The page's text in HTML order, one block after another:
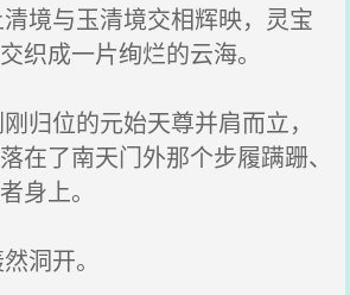
境与玉清境交相辉映，灵宝
织成一片绚烂的云海。
归位的元始天尊并肩而立，
在了南天门外那个步履蹒跚、
身上。
洞开。